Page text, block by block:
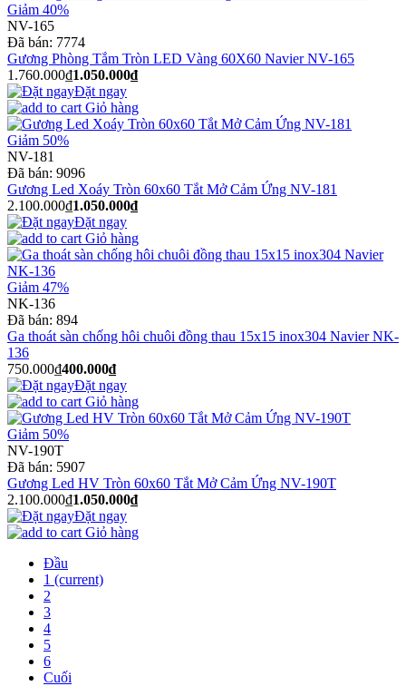
Giảm 40%
NV-165
Đã bán: 7774
Gương Phòng Tắm Tròn LED Vàng 60X60 Navier NV-165
1.760.000₫1.050.000₫
Đặt ngay
Giỏ hàng
Giảm 50%
NV-181
Đã bán: 9096
Gương Led Xoáy Tròn 60x60 Tắt Mở Cảm Ứng NV-181
2.100.000₫1.050.000₫
Đặt ngay
Giỏ hàng
Giảm 47%
NK-136
Đã bán: 894
Ga thoát sàn chống hôi chuôi đồng thau 15x15 inox304 Navier NK-
136
750.000₫400.000₫
Đặt ngay
Giỏ hàng
Giảm 50%
NV-190T
Đã bán: 5907
Gương Led HV Tròn 60x60 Tắt Mở Cảm Ứng NV-190T
2.100.000₫1.050.000₫
Đặt ngay
Giỏ hàng
Đầu
1 (current)
2
3
4
5
6
Cuối